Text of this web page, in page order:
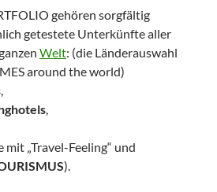
gehören sorgfältig
getestete Unterkünfte aller
Welt: (die Länderauswahl
around the world)
,
,
„Travel-Feeling“ und
).